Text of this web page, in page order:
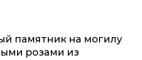
памятник на могилу
розами из